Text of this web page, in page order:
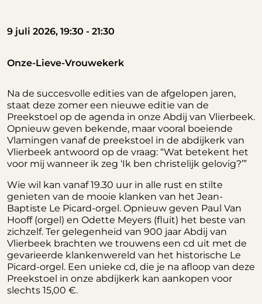
9 juli 2026, 19:30 - 21:30
Onze-Lieve-Vrouwekerk
Na de succesvolle edities van de afgelopen jaren,
staat deze zomer een nieuwe editie van de
Preekstoel op de agenda in onze Abdij van Vlierbeek.
Opnieuw geven bekende, maar vooral boeiende
Vlamingen vanaf de preekstoel in de abdijkerk van
Vlierbeek antwoord op de vraag: “Wat betekent het
voor mij wanneer ik zeg ‘Ik ben christelijk gelovig?’”
Wie wil kan vanaf 19.30 uur in alle rust en stilte
genieten van de mooie klanken van het Jean-
Baptiste Le Picard-orgel. Opnieuw geven Paul Van
Hooff (orgel) en Odette Meyers (fluit) het beste van
zichzelf. Ter gelegenheid van 900 jaar Abdij van
Vlierbeek brachten we trouwens een cd uit met de
gevarieerde klankenwereld van het historische Le
Picard-orgel. Een unieke cd, die je na afloop van deze
Preekstoel in onze abdijkerk kan aankopen voor
slechts 15,00 €.